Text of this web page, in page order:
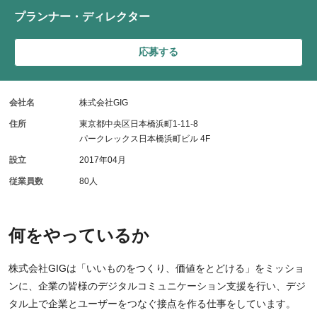
何をやっているか
株式会社GIGは「いいものをつくり、価値をとどける」をミッショ
ンに、企業の皆様のデジタルコミュニケーション支援を行い、デジ
タル上で企業とユーザーをつなぐ接点を作る仕事をしています。
プランナー・ディレクター
応募する
会社名 株式会社GIG
住所
東京都中央区日本橋浜町1-11-8
パークレックス日本橋浜町ビル 4F
設立 2017年04月
従業員数 80人